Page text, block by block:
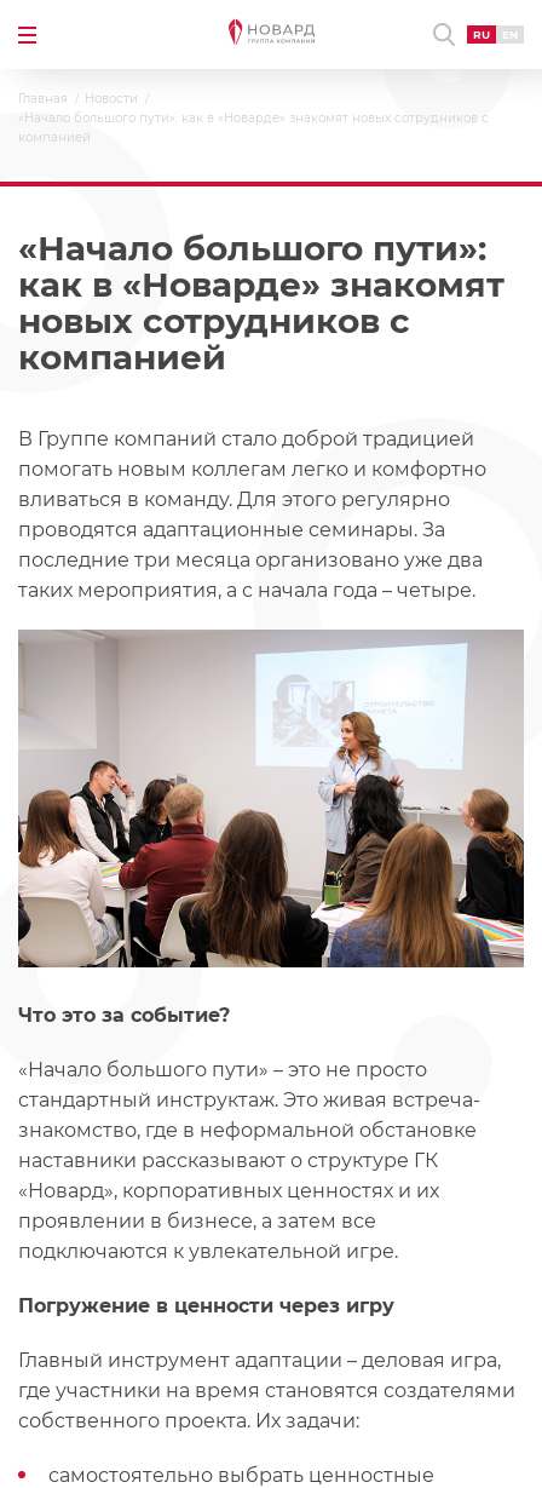
RU EN
Главная
Новости
«Начало большого пути»: как в «Новарде» знакомят новых сотрудников с
компанией
«Начало большого пути»:
как в «Новарде» знакомят
новых сотрудников с
компанией
В Группе компаний стало доброй традицией
помогать новым коллегам легко и комфортно
вливаться в команду. Для этого регулярно
проводятся адаптационные семинары. За
последние три месяца организовано уже два
таких мероприятия, а с начала года – четыре.
Что это за событие?
«Начало большого пути» – это не просто
стандартный инструктаж. Это живая встреча-
знакомство, где в неформальной обстановке
наставники рассказывают о структуре ГК
«Новард», корпоративных ценностях и их
проявлении в бизнесе, а затем все
подключаются к увлекательной игре.
Погружение в ценности через игру
Главный инструмент адаптации – деловая игра,
где участники на время становятся создателями
собственного проекта. Их задачи:
самостоятельно выбрать ценностные